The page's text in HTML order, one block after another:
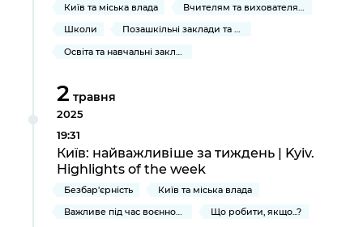
Київ та міська влада
Вчителям та вихователям
Школи
Позашкільні заклади та освітні центри
2 травня
2025
19:31
Київ: найважливіше за тиждень | Kyiv.
Highlights of the week
Безбар'єрність
Київ та міська влада
Важливе під час воєнного стану
Що робити, якщо...?